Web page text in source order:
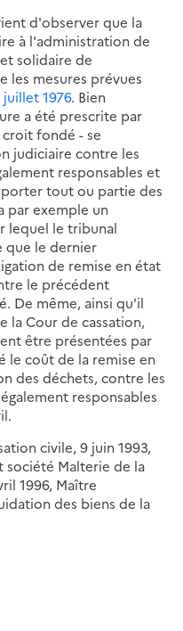
d'observer que la
à l'administration de
solidaire de
mesures prévues
1976. Bien
a été prescrite par
fondé - se
judiciaire contre les
responsables et
tout ou partie des
par exemple un
lequel le tribunal
que le dernier
de remise en état
le précédent
De même, ainsi qu'il
la Cour de cassation,
être présentées par
le coût de la remise en
des déchets, contre les
responsables
civile, 9 juin 1993,
société Malterie de la
1996, Maître
des biens de la